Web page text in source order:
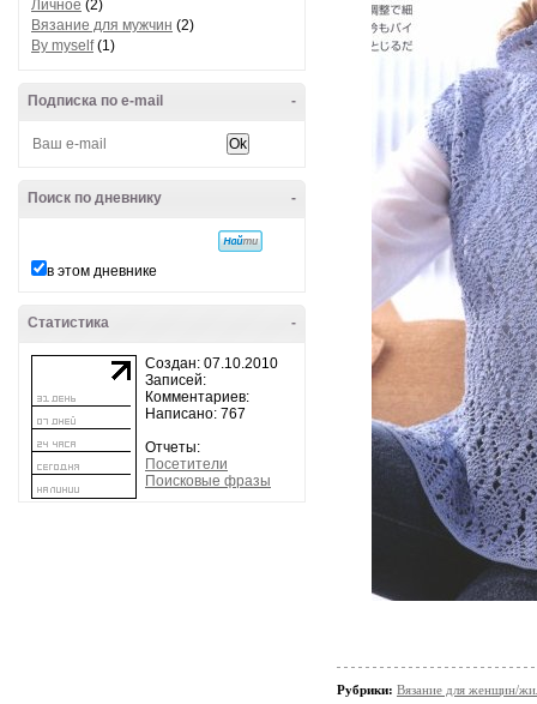
Личное (2)
Вязание для мужчин (2)
By myself(1)
-
Подписка по e-mail
-
Поиск по дневнику
в этом дневнике
-
Статистика
Создан: 07.10.2010
Записей:
Комментариев:
Написано: 767
Отчеты:
Посетители
Поисковые фразы
Рубрики: Вязание для женщин/